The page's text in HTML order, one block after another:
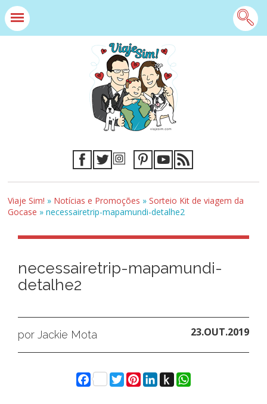
Viaje Sim! » Notícias e Promoções »Sorteio Kit de viagem da
Gocase »necessairetrip-mapamundi-detalhe2
necessairetrip-mapamundi-
detalhe2
por Jackie Mota 23.OUT.2019
Facebook
Twitter
Pinterest
LinkedIn
Push
to
WhatsApp